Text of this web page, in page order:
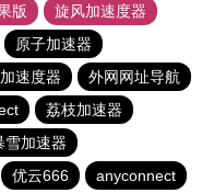
版
旋风加速度器
原子加速器
速度器
外网网址导航
荔枝加速器
雪加速器
优云666 anyconnect